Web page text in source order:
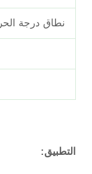
نطاق درجة
التطبيق: